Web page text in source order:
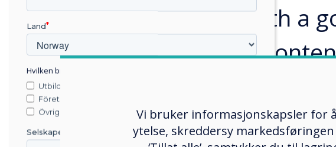
users with a
update
change the
strongly
Vi bruker informasjonskapsler for
ytelse, skreddersy
Land
Hvilken bransje jobber du i?
Utbildning
Företag
Övriga
Selskapets navn